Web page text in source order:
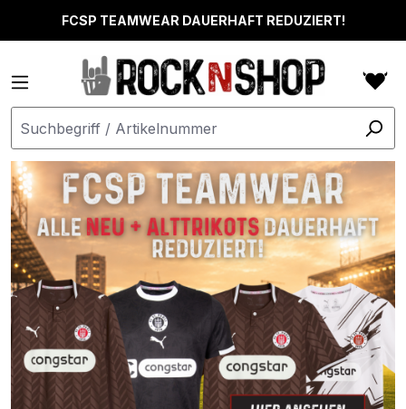
springenFCSP TEAMWEAR DAUERHAFT REDUZIERT!